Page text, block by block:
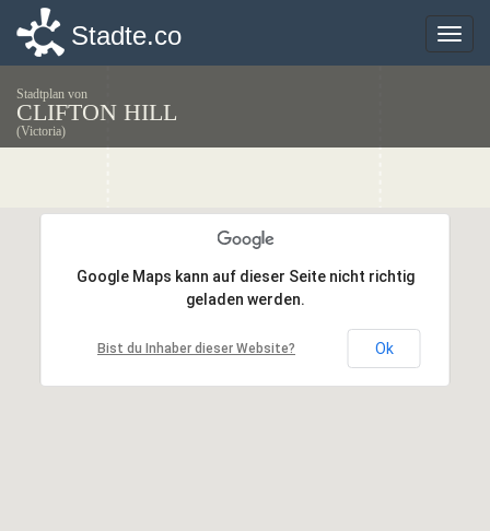
Toggle
Stadte.co
Stadtplan von
CLIFTON HILL
(Victoria)
Google Maps kann auf dieser Seite nicht richtig
geladen werden.
Bist du Inhaber dieser Website? Ok
Google Maps kann auf dieser Seite nicht richtig
geladen werden.
Bist du Inhaber dieser Website? Ok
Toggle
Stadte.co